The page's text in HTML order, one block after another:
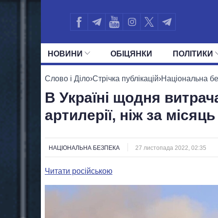
НОВИНИ ОБIЦЯНКИ ПОЛIТИКИ
УСІ ПОЛІТИКИ ПРЕЗИДЕНТ І
Слово і Діло›Стрічка публікацій›Національна
В Україні щодня
артилерії, ніж за
НАЦІОНАЛЬНА БЕЗПЕКА 27 листопада 2022, 02:35
Читати російською